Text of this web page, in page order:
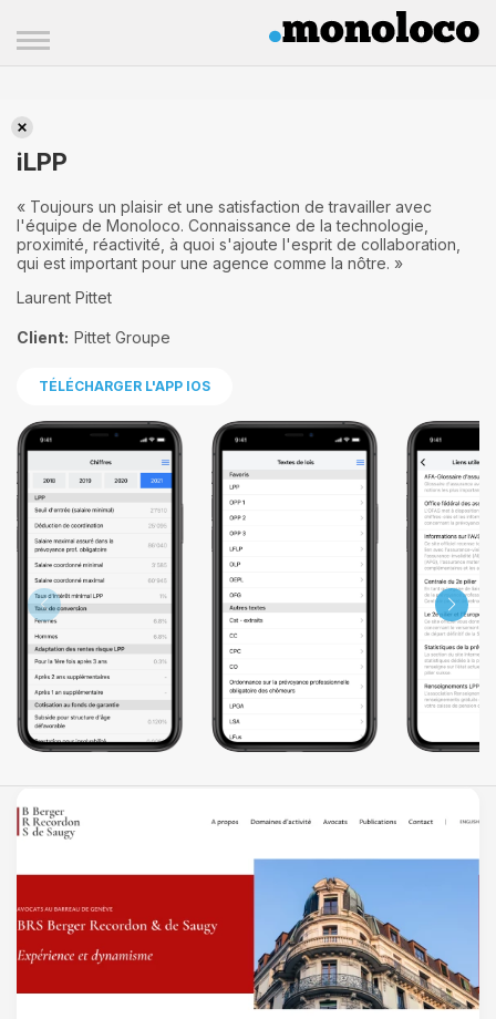
iLPP
« Toujours un plaisir et une satisfaction de travailler avec
l'équipe de Monoloco. Connaissance de la technologie,
proximité, réactivité, à quoi s'ajoute l'esprit de collaboration,
qui est important pour une agence comme la nôtre. »
Laurent Pittet
Client: Pittet Groupe
TÉLÉCHARGER L'APP IOS